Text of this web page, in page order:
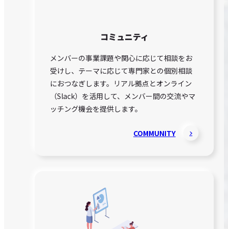
コミュニティ
メンバーの事業課題や関心に応じて相談をお
受けし、テーマに応じて専門家との個別相談
におつなぎします。リアル拠点とオンライン
（Slack）を活用して、メンバー間の交流やマ
ッチング機会を提供します。
COMMUNITY